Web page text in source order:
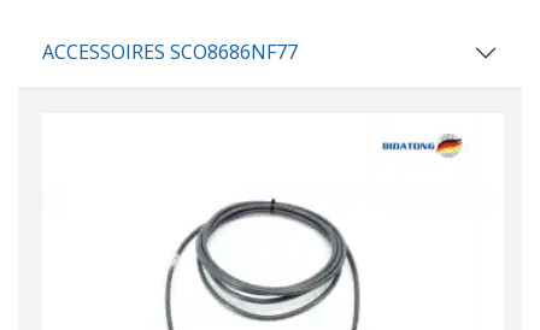
ACCESSOIRES SCO8686NF77